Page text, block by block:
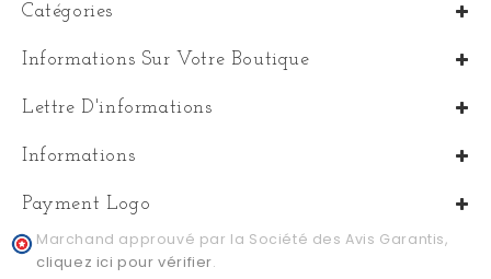
Catégories
Informations Sur Votre Boutique
Lettre D'informations
Informations
Payment Logo
Marchand approuvé par la Société des Avis Garantis,
cliquez ici pour vérifier.